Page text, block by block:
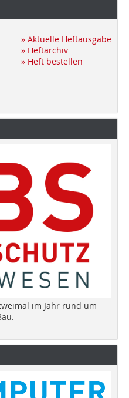
» Aktuelle Heftausgabe
» Heftarchiv
» Heft bestellen
im Jahr rund um